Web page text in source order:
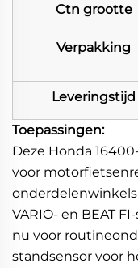
Ctn grootte
Verpakking
Leveringstijd
Toepassingen:
Deze Honda
voor
VARIO- en BEAT
nu voor
standsensor voor